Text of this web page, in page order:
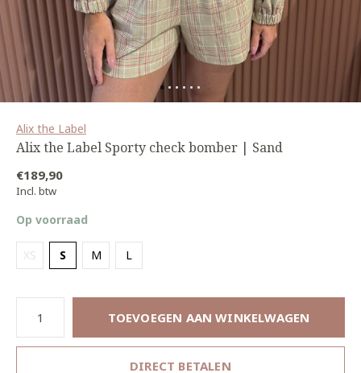
Alix the Label
Alix the Label Sporty check bomber | Sand
€189,90
Incl. btw
Op voorraad
XS S M L
TOEVOEGEN AAN WINKELWAGEN
DIRECT BETALEN